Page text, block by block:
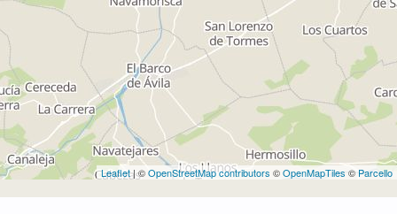
Leaflet| ©OpenStreetMap contributors ©OpenMapTiles © Parcello